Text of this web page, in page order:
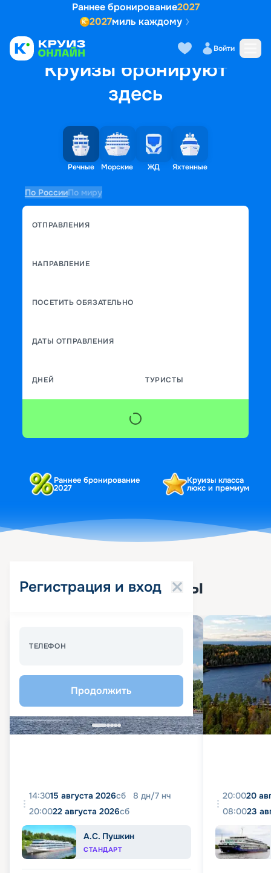
Раннее бронирование2027
2027миль каждому
Войти
Круизы бронируют
здесь
Речные Морские ЖД Яхтенные
По РоссииПо миру
ОТПРАВЛЕНИЯ
НАПРАВЛЕНИЕ
ПОСЕТИТЬ ОБЯЗАТЕЛЬНО
ДАТЫ ОТПРАВЛЕНИЯ
ДНЕЙ ТУРИСТЫ
Раннее бронирование
2027
Круизы класса
люкс и премиум
Регистрация и вход
ТЕЛЕФОН
Продолжить
Популярные круизы
14:3015 августа 2026сб 8 дн/7 нч
20:0022 августа 2026сб
А.С. Пушкин
СТАНДАРТ
20:0020
08:0023